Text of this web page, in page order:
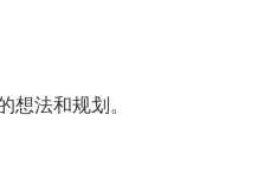
想法和规划。